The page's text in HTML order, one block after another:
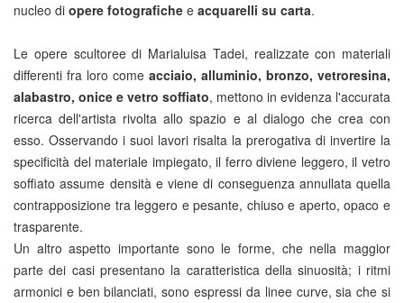
nucleo di opere fotografiche e acquarelli su carta.
Le opere scultoree di Marialuisa Tadei, realizzate con materiali
differenti fra loro come acciaio, alluminio, bronzo, vetroresina,
alabastro, onice e vetro soffiato, mettono in evidenza l'accurata
ricerca dell'artista rivolta allo spazio e al dialogo che crea con
esso. Osservando i suoi lavori risalta la prerogativa di invertire la
specificità del materiale impiegato, il ferro diviene leggero, il vetro
soffiato assume densità e viene di conseguenza annullata quella
contrapposizione tra leggero e pesante, chiuso e aperto, opaco e
trasparente.
Un altro aspetto importante sono le forme, che nella maggior
parte dei casi presentano la caratteristica della sinuosità; i ritmi
armonici e ben bilanciati, sono espressi da linee curve, sia che si